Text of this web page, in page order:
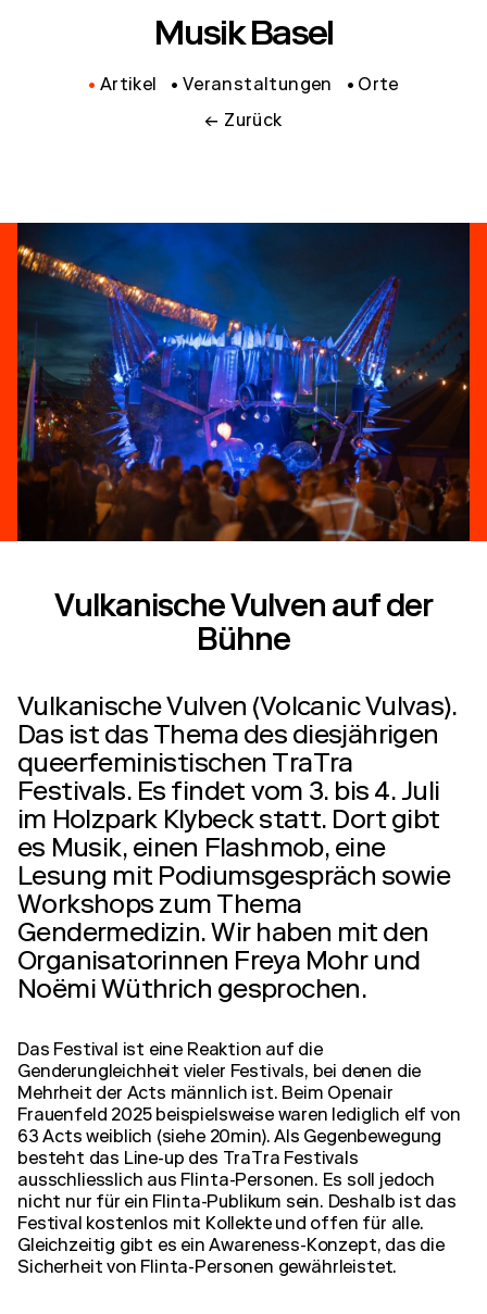
Musik Basel
Artikel Veranstaltungen Orte
← Zurück
Vulkanische Vulven auf der
Bühne
Vulkanische Vulven (Volcanic Vulvas).
Das ist das Thema des diesjährigen
queerfeministischen TraTra
Festivals. Es findet vom 3. bis 4. Juli
im Holzpark Klybeck statt. Dort gibt
es Musik, einen Flashmob, eine
Lesung mit Podiumsgespräch sowie
Workshops zum Thema
Gendermedizin. Wir haben mit den
Organisatorinnen Freya Mohr und
Noëmi Wüthrich gesprochen.
Das Festival ist eine Reaktion auf die
Genderungleichheit vieler Festivals, bei denen die
Mehrheit der Acts männlich ist. Beim Openair
Frauenfeld 2025 beispielsweise waren lediglich elf von
63 Acts weiblich (siehe 20min). Als Gegenbewegung
besteht das Line-up des TraTra Festivals
ausschliesslich aus Flinta-Personen. Es soll jedoch
nicht nur für ein Flinta-Publikum sein. Deshalb ist das
Festival kostenlos mit Kollekte und offen für alle.
Gleichzeitig gibt es ein Awareness-Konzept, das die
Sicherheit von Flinta-Personen gewährleistet.